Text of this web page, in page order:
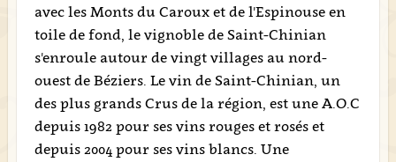
avec les Monts du Caroux et de l'Espinouse en
toile de fond, le vignoble de Saint-Chinian
s'enroule autour de vingt villages au nord-
ouest de Béziers. Le vin de Saint-Chinian, un
des plus grands Crus de la région, est une A.O.C
depuis 1982 pour ses vins rouges et rosés et
depuis 2004 pour ses vins blancs. Une